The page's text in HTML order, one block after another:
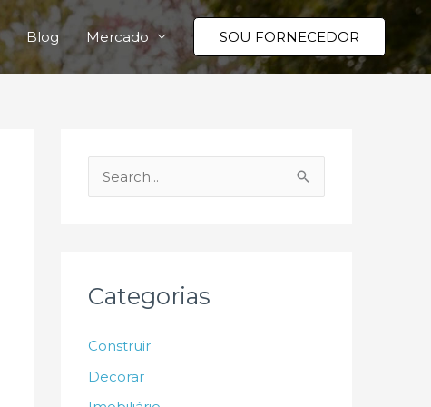
Blog Mercado SOU FORNECEDOR
e
i
r
Categorias
Construir
Decorar